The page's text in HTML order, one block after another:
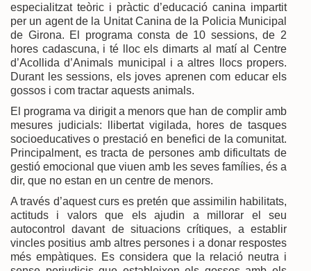
especialitzat teòric i pràctic d’educació canina impartit
per un agent de la Unitat Canina de la Policia Municipal
de Girona. El programa consta de 10 sessions, de 2
hores cadascuna, i té lloc els dimarts al matí al Centre
d’Acollida d’Animals municipal i a altres llocs propers.
Durant les sessions, els joves aprenen com educar els
gossos i com tractar aquests animals.
El programa va dirigit a menors que han de complir amb
mesures judicials: llibertat vigilada, hores de tasques
socioeducatives o prestació en benefici de la comunitat.
Principalment, es tracta de persones amb dificultats de
gestió emocional que viuen amb les seves famílies, és a
dir, que no estan en un centre de menors.
A través d’aquest curs es pretén que assimilin habilitats,
actituds i valors que els ajudin a millorar el seu
autocontrol davant de situacions crítiques, a establir
vincles positius amb altres persones i a donar respostes
més empàtiques. Es considera que la relació neutra i